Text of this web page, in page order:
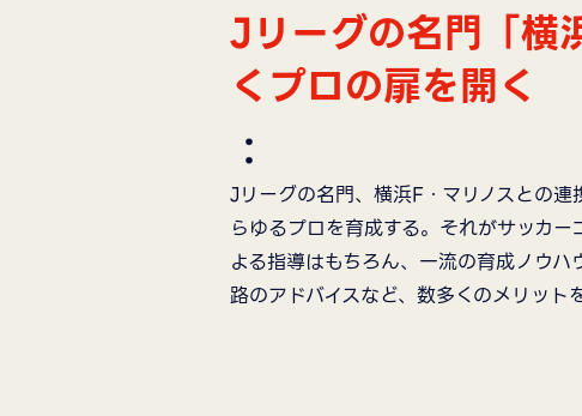
：
Jリーグの名門「横
くプロの扉を開く
Jリーグの名門、横浜F・マリノスとの
らゆるプロを育成する。それがサッカ
よる指導はもちろん、一流の育成ノウ
路のアドバイスなど、数多くのメリット